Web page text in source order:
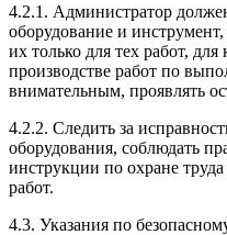
4.2.1. Администратор
оборудование и
их только для тех работ,
производстве работ по
внимательным, проявлять
4.2.2. Следить за
оборудования, соблюдать
инструкции по охране
работ.
4.3. Указания по